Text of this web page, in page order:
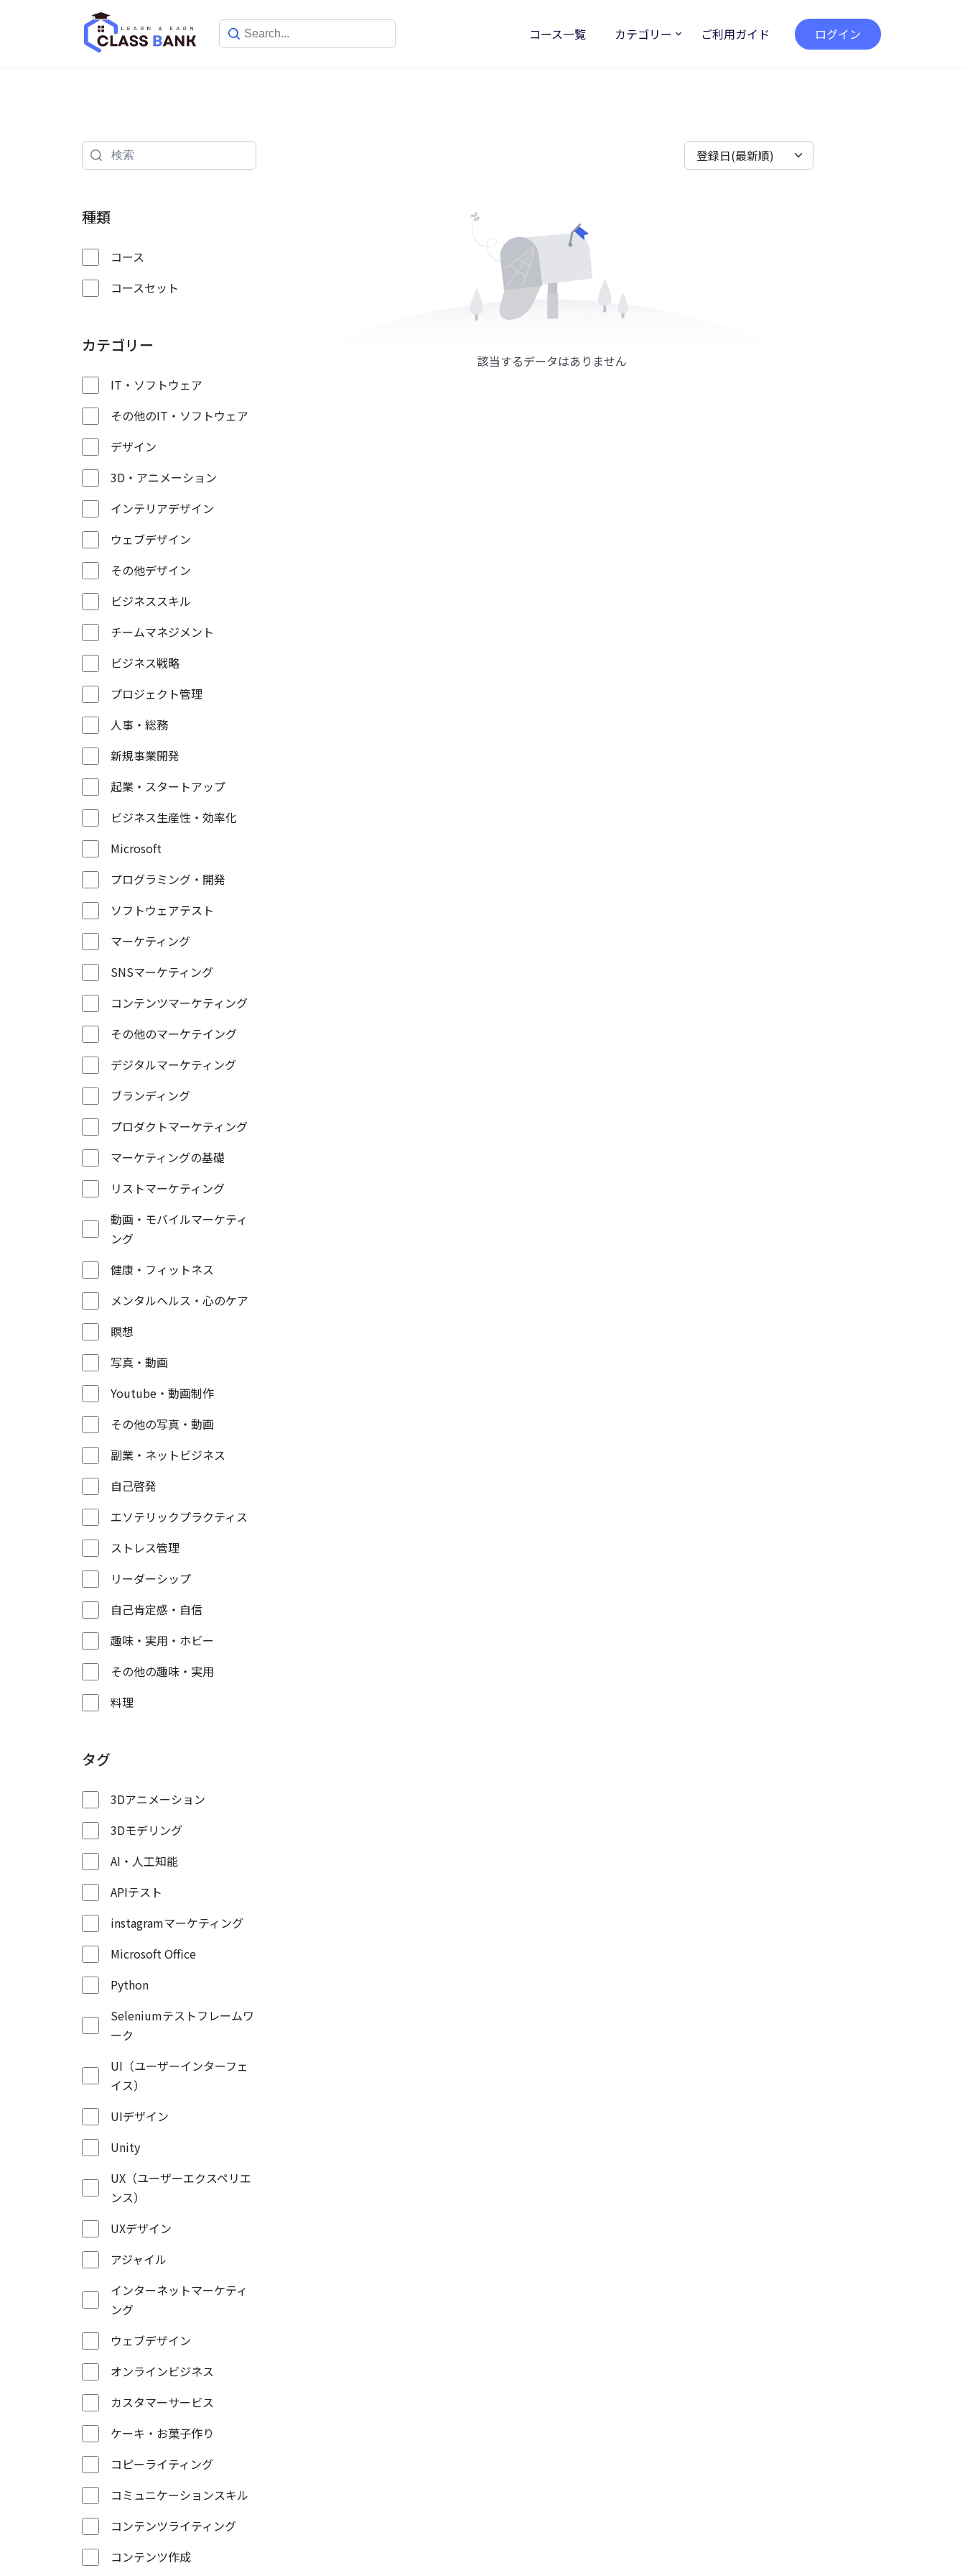
コース一覧 カテゴリー ご利用ガイド ログイン
種類
コース
コースセット
カテゴリー
IT・ソフトウェア
その他のIT・ソフトウェア
デザイン
3D・アニメーション
インテリアデザイン
ウェブデザイン
その他デザイン
ビジネススキル
チームマネジメント
ビジネス戦略
プロジェクト管理
人事・総務
新規事業開発
起業・スタートアップ
ビジネス生産性・効率化
Microsoft
プログラミング・開発
ソフトウェアテスト
マーケティング
SNSマーケティング
コンテンツマーケティング
その他のマーケテイング
デジタルマーケティング
ブランディング
プロダクトマーケティング
マーケティングの基礎
リストマーケティング
動画・モバイルマーケティ
ング
健康・フィットネス
メンタルヘルス・心のケア
瞑想
写真・動画
Youtube・動画制作
その他の写真・動画
副業・ネットビジネス
自己啓発
エソテリックプラクティス
ストレス管理
リーダーシップ
自己肯定感・自信
趣味・実用・ホビー
その他の趣味・実用
料理
タグ
3Dアニメーション
3Dモデリング
AI・人工知能
APIテスト
instagramマーケティング
Microsoft Office
Python
Seleniumテストフレームワ
ーク
UI（ユーザーインターフェ
イス）
UIデザイン
Unity
UX（ユーザーエクスペリエ
ンス）
UXデザイン
アジャイル
インターネットマーケティ
ング
ウェブデザイン
オンラインビジネス
カスタマーサービス
ケーキ・お菓子作り
コピーライティング
コミュニケーションスキル
コンテンツライティング
コンテンツ作成
登録日(最新順)
該当するデータはありません